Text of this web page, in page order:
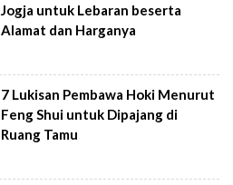
Jogja untuk Lebaran beserta
Alamat dan Harganya
7 Lukisan Pembawa Hoki Menurut
Feng Shui untuk Dipajang di
Ruang Tamu